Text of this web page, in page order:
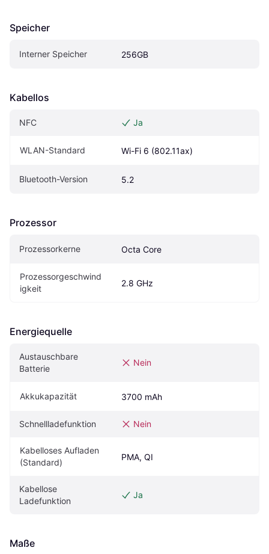
Speicher
Interner Speicher 256GB
Kabellos
NFC Ja
WLAN-Standard Wi-Fi 6 (802.11ax)
Bluetooth-Version 5.2
Prozessor
Prozessorkerne Octa Core
Prozessorgeschwind
igkeit
2.8 GHz
Energiequelle
Austauschbare
Batterie
Nein
Akkukapazität 3700 mAh
Schnellladefunktion Nein
Kabelloses Aufladen
(Standard)
PMA, QI
Kabellose
Ladefunktion
Ja
Maße